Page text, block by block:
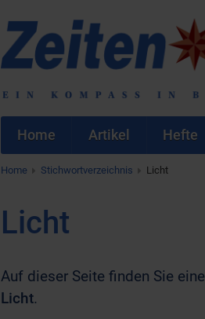
Home Artikel Hefte
Home Stichwortverzeichnis Licht
Licht
Auf dieser Seite finden Sie
Licht.